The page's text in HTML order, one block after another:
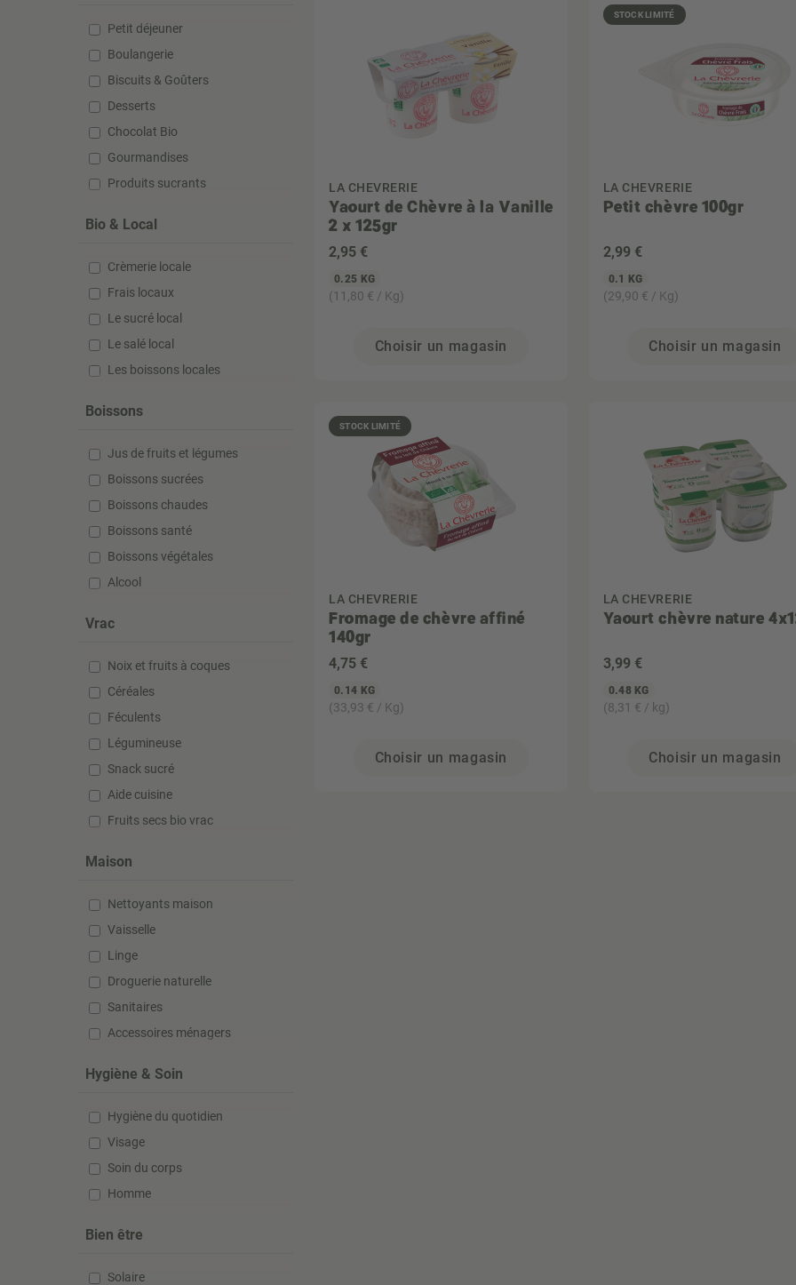
Petit déjeuner
Boulangerie
Biscuits & Goûters
Desserts
Chocolat Bio
Gourmandises
Produits sucrants
Bio & Local
Crèmerie locale
Frais locaux
Le sucré local
Le salé local
Les boissons locales
Boissons
Jus de fruits et légumes
Boissons sucrées
Boissons chaudes
Boissons santé
Boissons végétales
Alcool
Vrac
Noix et fruits à coques
Céréales
Féculents
Légumineuse
Snack sucré
Aide cuisine
Fruits secs bio vrac
Maison
Nettoyants maison
Vaisselle
Linge
Droguerie naturelle
Sanitaires
Accessoires ménagers
Hygiène & Soin
Hygiène du quotidien
Visage
Soin du corps
Homme
Bien être
Solaire
LA CHEVRERIE
Yaourt de Chèvre à la Vanille
2 x 125gr
2,95 €
0.25 KG
(11,80 € / Kg)
Choisir un magasin
STOCK LIMITÉ
LA CHEVRERIE
Petit chèvre 100gr
2,99 €
0.1 KG
(29,90 € / Kg)
Choisir un magasin
STOCK LIMITÉ
LA CHEVRERIE
Fromage de chèvre affiné
140gr
4,75 €
0.14 KG
(33,93 € / Kg)
Choisir un magasin
LA CHEVRERIE
Yaourt chèvre nature
3,99 €
0.48 KG
(8,31 € / kg)
Choisir un magasin